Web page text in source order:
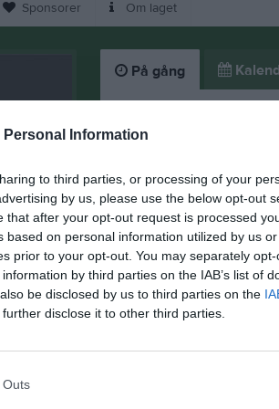
Personal Information
to third parties, or processing of your
by us, please use the below opt-out
that after your opt-out request is processed
based on personal information utilized by us
prior to your opt-out. You may separately
by third parties on the IAB’s list of
be disclosed by us to third parties on the
disclose it to other third parties.
Outs
Sponsorer Om laget
På gång